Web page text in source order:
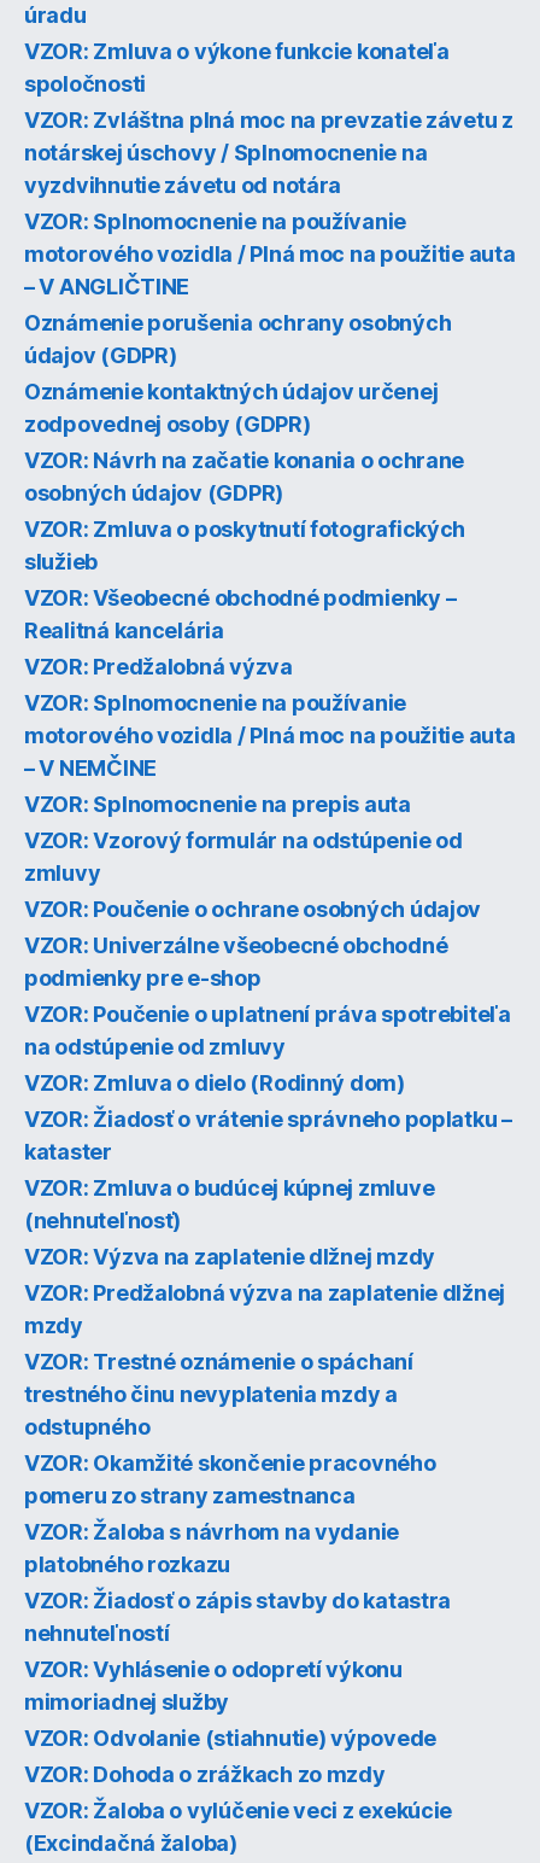
úradu
VZOR: Zmluva o výkone funkcie konateľa
spoločnosti
VZOR: Zvláštna plná moc na prevzatie závetu z
notárskej úschovy / Splnomocnenie na
vyzdvihnutie závetu od notára
VZOR: Splnomocnenie na používanie
motorového vozidla / Plná moc na použitie auta
– V ANGLIČTINE
Oznámenie porušenia ochrany osobných
údajov (GDPR)
Oznámenie kontaktných údajov určenej
zodpovednej osoby (GDPR)
VZOR: Návrh na začatie konania o ochrane
osobných údajov (GDPR)
VZOR: Zmluva o poskytnutí fotografických
služieb
VZOR: Všeobecné obchodné podmienky –
Realitná kancelária
VZOR: Predžalobná výzva
VZOR: Splnomocnenie na používanie
motorového vozidla / Plná moc na použitie auta
– V NEMČINE
VZOR: Splnomocnenie na prepis auta
VZOR: Vzorový formulár na odstúpenie od
zmluvy
VZOR: Poučenie o ochrane osobných údajov
VZOR: Univerzálne všeobecné obchodné
podmienky pre e-shop
VZOR: Poučenie o uplatnení práva spotrebiteľa
na odstúpenie od zmluvy
VZOR: Zmluva o dielo (Rodinný dom)
VZOR: Žiadosť o vrátenie správneho poplatku –
kataster
VZOR: Zmluva o budúcej kúpnej zmluve
(nehnuteľnosť)
VZOR: Výzva na zaplatenie dlžnej mzdy
VZOR: Predžalobná výzva na zaplatenie dlžnej
mzdy
VZOR: Trestné oznámenie o spáchaní
trestného činu nevyplatenia mzdy a
odstupného
VZOR: Okamžité skončenie pracovného
pomeru zo strany zamestnanca
VZOR: Žaloba s návrhom na vydanie
platobného rozkazu
VZOR: Žiadosť o zápis stavby do katastra
nehnuteľností
VZOR: Vyhlásenie o odopretí výkonu
mimoriadnej služby
VZOR: Odvolanie (stiahnutie) výpovede
VZOR: Dohoda o zrážkach zo mzdy
VZOR: Žaloba o vylúčenie veci z exekúcie
(Excindačná žaloba)